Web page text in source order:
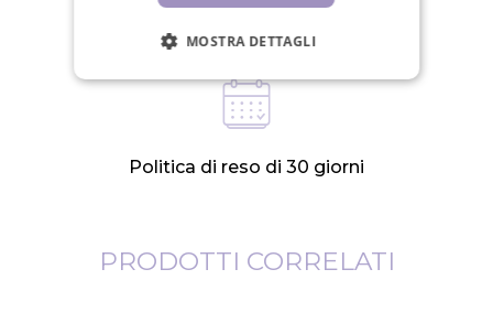
Politica di reso di 30 giorni
PRODOTTI CORRELATI
MOSTRA DETTAGLI